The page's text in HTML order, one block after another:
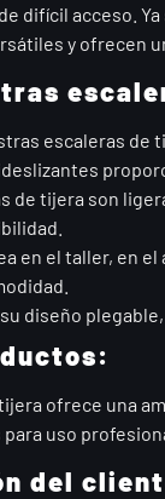
difícil acceso.
y ofrecen
escaleras de
de tijera son
en el taller, en
diseño
ofrece una
uso
del